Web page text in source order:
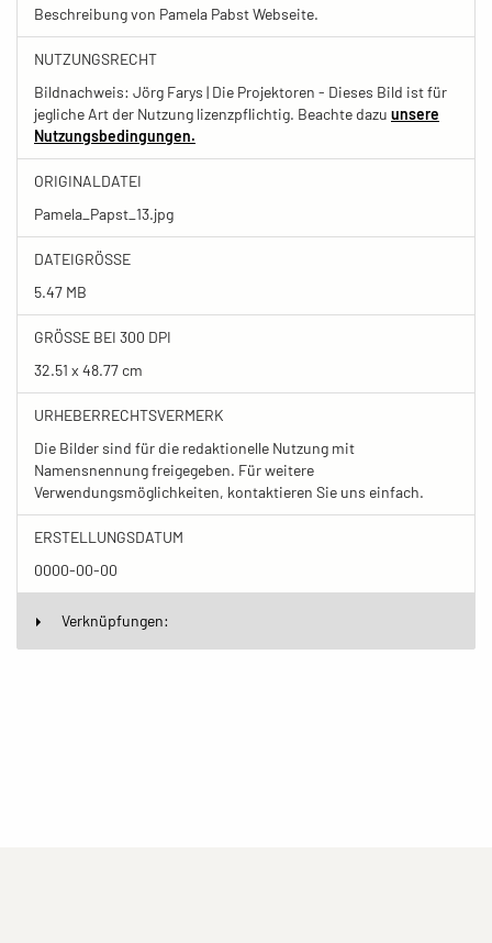
Beschreibung von Pamela Pabst Webseite.
NUTZUNGSRECHT
Bildnachweis: Jörg Farys | Die Projektoren - Dieses Bild ist für
jegliche Art der Nutzung lizenzpflichtig. Beachte dazu unsere
Nutzungsbedingungen.
ORIGINALDATEI
Pamela_Papst_13.jpg
DATEIGRÖSSE
5.47 MB
GRÖSSE BEI 300 DPI
32.51 x 48.77 cm
URHEBERRECHTSVERMERK
Die Bilder sind für die redaktionelle Nutzung mit
Namensnennung freigegeben. Für weitere
Verwendungsmöglichkeiten, kontaktieren Sie uns einfach.
ERSTELLUNGSDATUM
0000-00-00
Verknüpfungen: